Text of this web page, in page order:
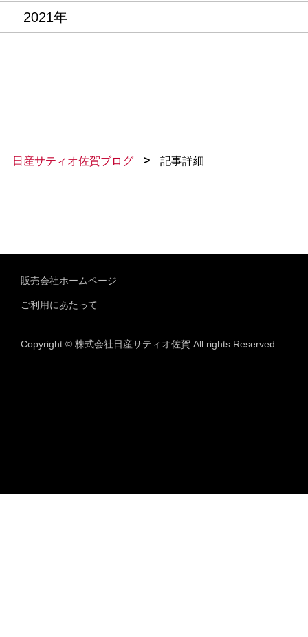
2021年
日産サティオ佐賀ブログ > 記事詳細
販売会社ホームページ
ご利用にあたって
Copyright © 株式会社日産サティオ佐賀 All rights Reserved.